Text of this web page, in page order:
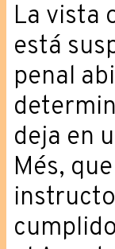
La vista
está
penal
deja en
Més,